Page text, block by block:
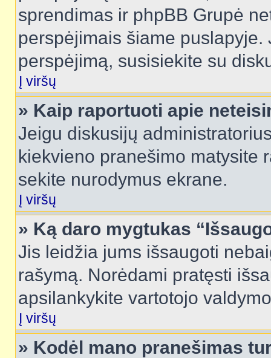
sprendimas ir phpBB Grupė
perspėjimais šiame
perspėjimą, susisiekite su
Į viršų
» Kaip raportuoti apie
Jeigu diskusijų
kiekvieno pranešimo matysite
sekite nurodymus ekrane.
Į viršų
» Ką daro mygtukas
Jis leidžia jums išsaugoti
rašymą. Norėdami pratęsti
apsilankykite vartotojo
Į viršų
» Kodėl mano pranešimas